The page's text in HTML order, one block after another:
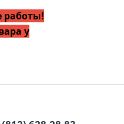
работы!
у